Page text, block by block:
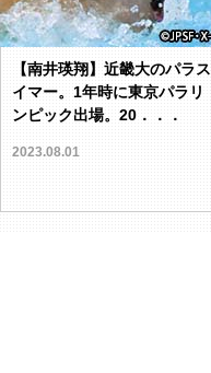
【南井瑛翔】近畿大のパラス
イマー。1年時に東京パラリ
ンピック出場。20．．．
2023.08.01